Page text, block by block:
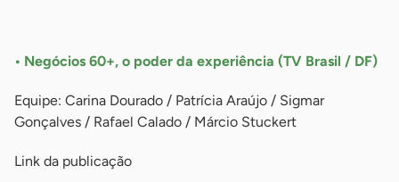
• Negócios 60+, o poder da experiência (TV Brasil / DF)
Equipe: Carina Dourado / Patrícia Araújo / Sigmar
Gonçalves / Rafael Calado / Márcio Stuckert
Link da publicação